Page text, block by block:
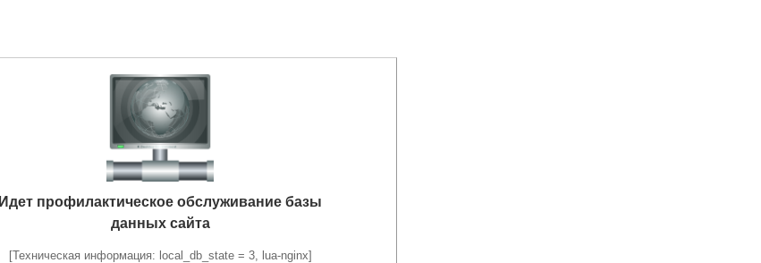
Идет профилактическое обслуживание базы
данных сайта
[Техническая информация: local_db_state = 3, lua-nginx]